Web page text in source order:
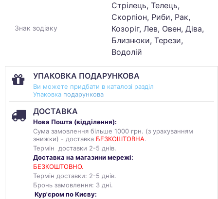
Знак зодіаку
Стрілець, Телець,
Скорпіон, Риби, Рак,
Козоріг, Лев, Овен, Діва,
Близнюки, Терези,
Водолій
УПАКОВКА ПОДАРУНКОВА
Ви можете придбати в каталозі разділ
Упаковка подарункова
ДОСТАВКА
Нова Пошта (відділення):
Сума замовлення більше 1000 грн. (з урахуванням
знижки) - доставка БЕЗКОШТОВНА.
Термін доставки 2-5 днів.
Доставка на магазини мережі:
БЕЗКОШТОВНО.
Термін доставки: 2-5 днів.
Бронь замовлення: 3 дні.
Кур'єром по Києву: